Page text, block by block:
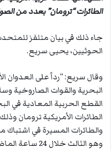
الطائرات “ترومان” بعدد من
جاء ذلك في بيان متلفز
الحوثيين، يحيى سريع.
وقال سريع: “رداً على العدوان
البحرية والقوات الصاروخية
القطع الحربية المعادية في
الطائرات الأمريكية ترومان
والطائرات المسيرة في
وهو الثالث خلال 24 ساعة الماضية”.